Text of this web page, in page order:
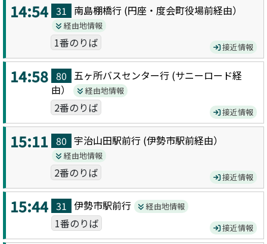
14:54 31 南島棚橋行 (円座・度会町役場前経由）
経由地情報
1番のりば 接近情報
14:58 80 五ヶ所バスセンター行 (サニーロード経
由）
経由地情報
2番のりば 接近情報
15:11 80 宇治山田駅前行 (伊勢市駅前経由）
経由地情報
2番のりば 接近情報
15:44 31 伊勢市駅前行 経由地情報
1番のりば 接近情報